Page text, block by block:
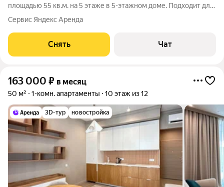
площадью 55 кв.м. на 5 этаже в 5-этажном доме. Подходит для
комфортного проживания на длительный срок. Подробно
ознакомиться с обустройством можно по фото. Из окон
открывается вид на развитый
Сервис Яндекс Аренда
Снять Чат
163 000 ₽ в месяц
50 м² 1-комн. апартаменты 10 этаж из 12
3D-тур новостройка